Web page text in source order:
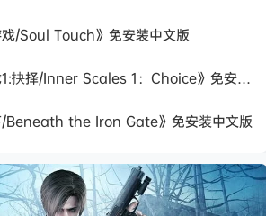
戏/Soul Touch》免安装中文版
《天平游戏1:抉择/Inner Scales 1：Choice》免安装中文版
/Beneath the Iron Gate》免安装中文版